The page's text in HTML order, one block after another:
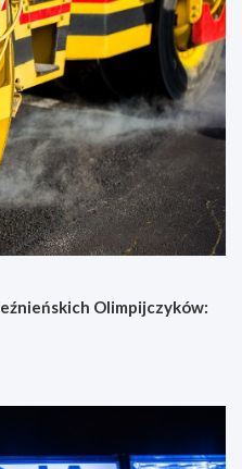
Olimpijczyków: